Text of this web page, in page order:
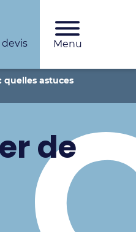
Menu
quelles astuces
de